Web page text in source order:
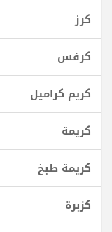
كرز
كرفس
كريم كراميل
كريمة
كريمة طبخ
كزبرة